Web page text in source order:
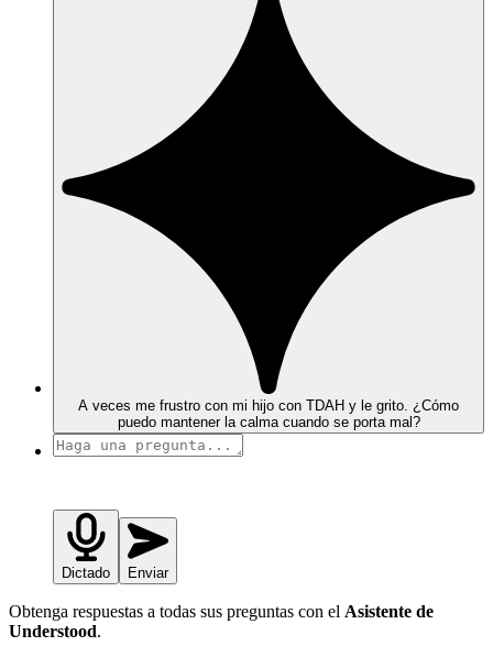
A veces me frustro con mi hijo con TDAH y le grito. ¿Cómo
puedo mantener la calma cuando se porta mal?
Dictado Enviar
Obtenga respuestas a todas sus preguntas con el Asistente de
Understood.